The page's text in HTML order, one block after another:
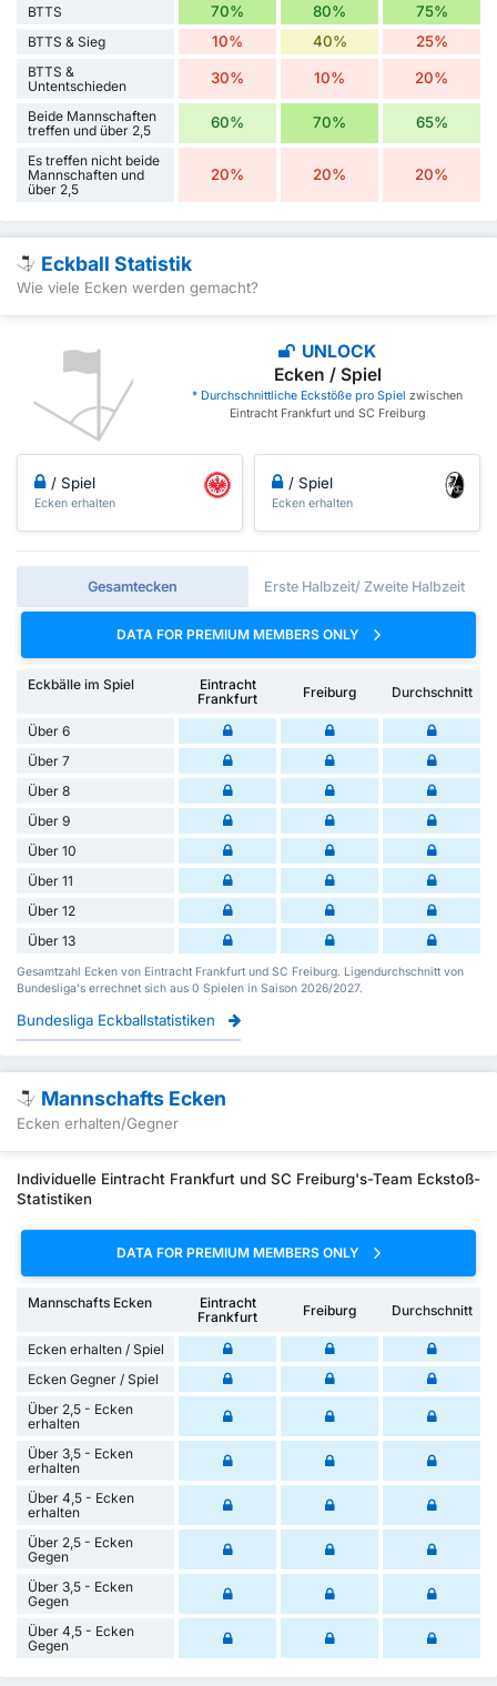
BTTS 70% 80% 75%
BTTS & Sieg 10% 40% 25%
BTTS &
Untentschieden
30% 10% 20%
Beide Mannschaften
treffen und über 2,5
60% 70% 65%
Es treffen nicht beide
Mannschaften und
über 2,5
20% 20% 20%
Eckball Statistik
Wie viele Ecken werden gemacht?
UNLOCK
Ecken / Spiel
* Durchschnittliche Eckstöße pro Spiel zwischen
Eintracht Frankfurt und SC Freiburg
/ Spiel
Ecken erhalten
/ Spiel
Ecken erhalten
Gesamtecken Erste Halbzeit/ Zweite Halbzeit
DATA FOR PREMIUM MEMBERS ONLY
Eckbälle im Spiel
Eintracht
Frankfurt
Freiburg Durchschnitt
Über 6
Über 7
Über 8
Über 9
Über 10
Über 11
Über 12
Über 13
Gesamtzahl Ecken von Eintracht Frankfurt und SC Freiburg. Ligendurchschnitt von
Bundesliga's errechnet sich aus 0 Spielen in Saison 2026/2027.
Bundesliga Eckballstatistiken
Mannschafts Ecken
Ecken erhalten/Gegner
Individuelle Eintracht Frankfurt und SC Freiburg's-Team Eckstoß-
Statistiken
DATA FOR PREMIUM MEMBERS ONLY
Mannschafts Ecken
Eintracht
Frankfurt
Freiburg Durchschnitt
Ecken erhalten / Spiel
Ecken Gegner / Spiel
Über 2,5 - Ecken
erhalten
Über 3,5 - Ecken
erhalten
Über 4,5 - Ecken
erhalten
Über 2,5 - Ecken
Gegen
Über 3,5 - Ecken
Gegen
Über 4,5 - Ecken
Gegen